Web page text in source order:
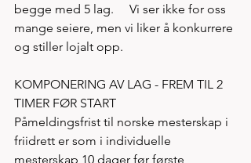
begge med 5 lag.     Vi ser ikke for oss
mange seiere, men vi liker å konkurrere
og stiller lojalt opp.
KOMPONERING AV LAG - FREM TIL 2
TIMER FØR START
Påmeldingsfrist til norske mesterskap i
friidrett er som i individuelle
mesterskap 10 dager før første